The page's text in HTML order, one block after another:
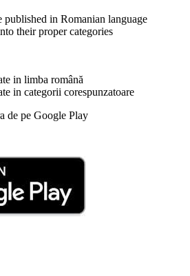
published in Romanian language
their proper categories
in limba română
in categorii corespunzatoare
de pe Google Play